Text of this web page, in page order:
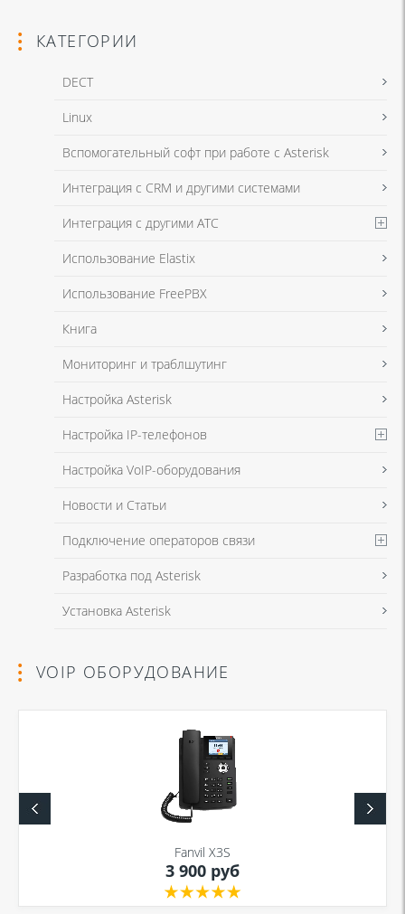
Я даю согласие на обработку моих персональных данных для связи
в соответствии с Политикой в отношении обработки персональных
Я даю согласие на обработку моих персональных данных для связи
в соответствии с Политикой в отношении обработки персональных
КАТЕГОРИИ
DECT
Linux
Вспомогательный софт при работе с Asterisk
Интеграция с CRM и другими системами
Интеграция с другими АТС
Использование Elastix
Использование FreePBX
Книга
Мониторинг и траблшутинг
Настройка Asterisk
Настройка IP-телефонов
Настройка VoIP-оборудования
Новости и Статьи
Подключение операторов связи
Разработка под Asterisk
Установка Asterisk
VOIP ОБОРУДОВАНИЕ
Fanvil X3S
3 900 руб